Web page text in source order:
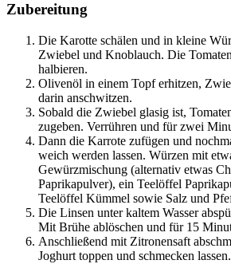
Zubereitung
Die Karotte schälen und in kleine
Zwiebel und Knoblauch. Die
halbieren.
Olivenöl in einem Topf erhitzen,
darin anschwitzen.
Sobald die Zwiebel glasig ist,
zugeben. Verrühren und für zwei
Dann die Karrote zufügen und
weich werden lassen. Würzen mit
Gewürzmischung (alternativ etwas
Paprikapulver), ein Teelöffel
Teelöffel Kümmel sowie Salz und
Die Linsen unter kaltem Wasser
Mit Brühe ablöschen und für 15
Anschließend mit Zitronensaft
Joghurt toppen und schmecken lassen.